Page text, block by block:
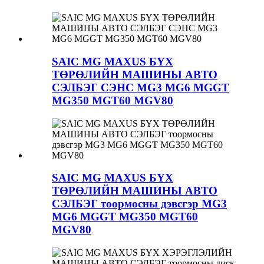
SAIC MG MAXUS БҮХ
ТӨРӨЛИЙН МАШИНЫ АВТО
СЭЛБЭГ СЭНС MG3 MG6 MGGT
MG350 MGT60 MGV80
SAIC MG MAXUS БҮХ
ТӨРӨЛИЙН МАШИНЫ АВТО
СЭЛБЭГ тоормосны дэвсгэр MG3
MG6 MGGT MG350 MGT60
MGV80